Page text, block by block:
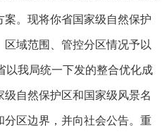
。现将你省国家级自然保护
域范围、管控分区情况予以
我局统一下发的整合优化成
自然保护区和国家级风景名
区边界，并向社会公告。重